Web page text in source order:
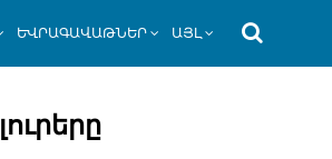
ԵՎՐԱԳԱՎԱԹՆԵՐ ԱՅԼ
լուրերը